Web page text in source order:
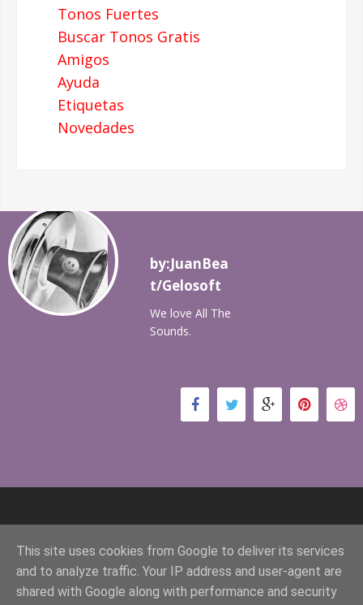
Tonos Fuertes
Buscar Tonos Gratis
Amigos
Ayuda
Etiquetas
Novedades
by:JuanBea
t/Gelosoft
We love All The
Sounds.
This site uses cookies from Google to deliver its services
and to analyze traffic. Your IP address and user-agent are
shared with Google along with performance and security